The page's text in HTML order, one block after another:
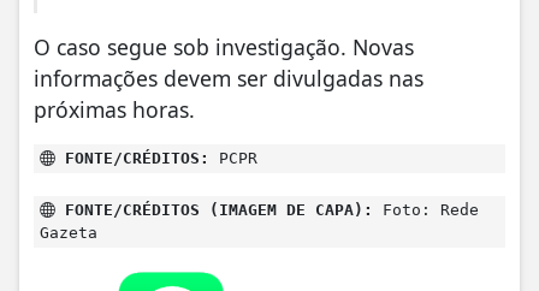
O caso segue sob investigação. Novas
informações devem ser divulgadas nas
próximas horas.
FONTE/CRÉDITOS: PCPR
FONTE/CRÉDITOS (IMAGEM DE CAPA):
Foto: Rede
Gazeta